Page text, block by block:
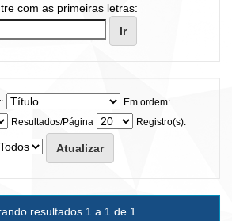
com as primeiras letras:
Em ordem:
Resultados/Página
Registro(s):
resultados 1 a 1 de 1